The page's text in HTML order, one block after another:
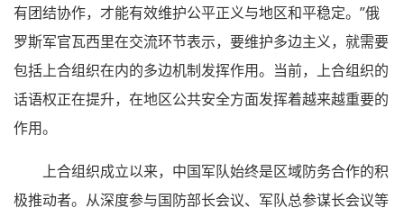
有团结协作，才能有效维护公平正义与地区和平稳定。”俄
罗斯军官瓦西里在交流环节表示，要维护多边主义，就需要
包括上合组织在内的多边机制发挥作用。当前，上合组织的
话语权正在提升，在地区公共安全方面发挥着越来越重要的
作用。
上合组织成立以来，中国军队始终是区域防务合作的积
极推动者。从深度参与国防部长会议、军队总参谋长会议等